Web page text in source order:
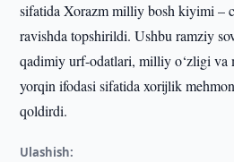
sifatida Xorazm milliy bosh kiyimi –
ravishda topshirildi. Ushbu ramziy
qadimiy urf-odatlari, milliy o‘zligi va
yorqin ifodasi sifatida xorijlik
qoldirdi.
Ulashish: